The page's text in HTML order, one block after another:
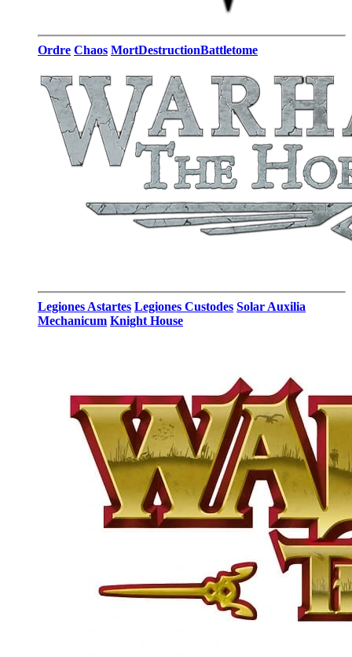
Ordre Chaos MortDestructionBattletome
Legiones Astartes Legiones Custodes Solar Auxilia
Mechanicum Knight House